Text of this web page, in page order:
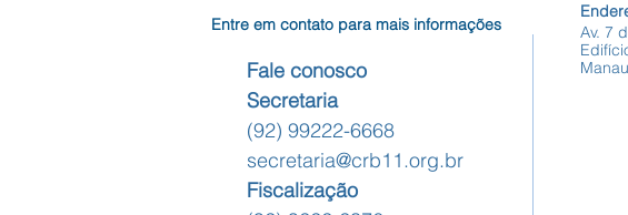
Entre em contato para mais informações
Av. 7
Fale conosco
Secretaria
(92) 99222-6668
secretaria@crb11.org.br
Fiscalização